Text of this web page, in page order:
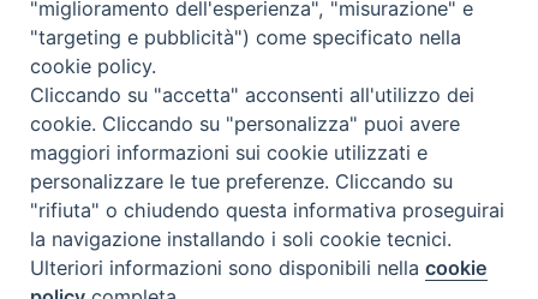
"miglioramento dell'esperienza", "misurazione" e
"targeting e pubblicità") come specificato nella
cookie policy.
Cliccando su "accetta" acconsenti all'utilizzo dei
cookie. Cliccando su "personalizza" puoi avere
maggiori informazioni sui cookie utilizzati e
personalizzare le tue preferenze. Cliccando su
"rifiuta" o chiudendo questa informativa proseguirai
la navigazione installando i soli cookie tecnici.
Ulteriori informazioni sono disponibili nellacookie